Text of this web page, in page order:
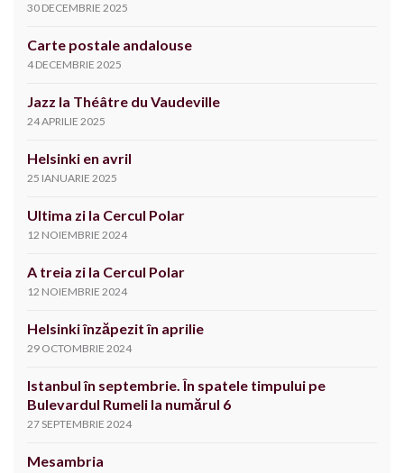
30 DECEMBRIE 2025
Carte postale andalouse
4 DECEMBRIE 2025
Jazz la Théâtre du Vaudeville
24 APRILIE 2025
Helsinki en avril
25 IANUARIE 2025
Ultima zi la Cercul Polar
12 NOIEMBRIE 2024
A treia zi la Cercul Polar
12 NOIEMBRIE 2024
Helsinki înzăpezit în aprilie
29 OCTOMBRIE 2024
Istanbul în septembrie. În spatele timpului pe
Bulevardul Rumeli la numărul 6
27 SEPTEMBRIE 2024
Mesambria